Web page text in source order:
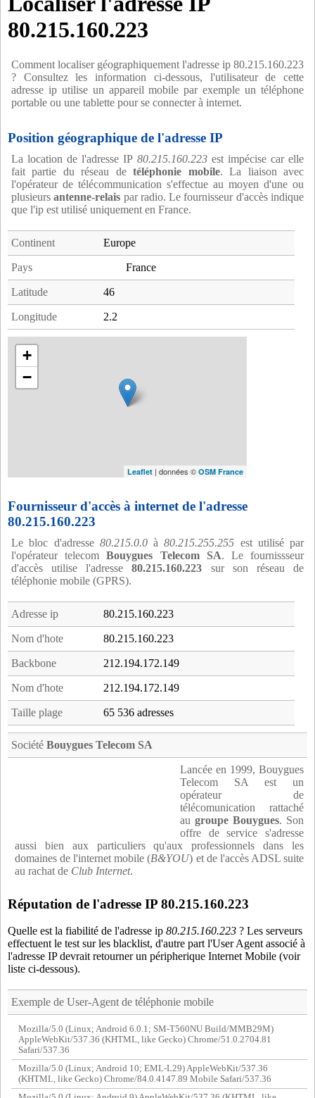
80.215.160.223
Comment localiser géographiquement l'adresse ip 80.215.160.223
? Consultez les information ci-dessous, l'utilisateur de cette
adresse ip utilise un appareil mobile par exemple un téléphone
portable ou une tablette pour se connecter à internet.
Position géographique de l'adresse IP
La location de l'adresse IP 80.215.160.223est impécise car elle
fait partie du réseau detéléphonie mobile. La liaison avec
l'opérateur de télécommunication s'effectue au moyen d'une ou
plusieursantenne-relais par radio. Le fournisseur d'accès indique
que l'ip est utilisé uniquement en France.
Continent Europe
Pays France
Latitude 46
Longitude 2.2
+
−
Leaflet | données © OSM France
Fournisseur d'accès à internet de l'adresse
80.215.160.223
Le bloc d'adresse 80.215.0.0à80.215.255.255 est utilisé par
l'opérateur telecomBouygues Telecom SA. Le fournissseur
d'accès utilise l'adresse80.215.160.223 sur son réseau de
téléphonie mobile (GPRS).
Adresse ip 80.215.160.223
Nom d'hote 80.215.160.223
Backbone 212.194.172.149
Nom d'hote 212.194.172.149
Taille plage 65 536 adresses
Société Bouygues Telecom SA
Lancée en 1999, Bouygues
Telecom SA est un
opérateur de
télécomunication rattaché
au groupe Bouygues. Son
offre de service s'adresse
aussi bien aux particuliers qu'aux professionnels dans les
domaines de l'internet mobile (B&YOU) et de l'accès ADSL suite
au rachat de Club Internet.
Réputation de l'adresse IP 80.215.160.223
Quelle est la fiabilité de l'adresse ip 80.215.160.223 ? Les serveurs
effectuent le test sur les blacklist, d'autre part l'User Agent associé à
l'adresse IP devrait retourner un péripherique Internet Mobile (voir
liste ci-dessous).
Exemple de User-Agent de téléphonie mobile
Mozilla/5.0 (Linux; Android 6.0.1; SM-T560NU Build/MMB29M)
AppleWebKit/537.36 (KHTML, like Gecko) Chrome/51.0.2704.81
Safari/537.36
Mozilla/5.0 (Linux; Android 10; EML-L29) AppleWebKit/537.36
(KHTML, like Gecko) Chrome/84.0.4147.89 Mobile Safari/537.36